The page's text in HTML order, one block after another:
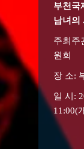
부천국
남녀의
주최주
원회
장 소:
일 시:
11:00(